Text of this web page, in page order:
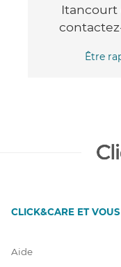
Itancourt
Être
CLICK&CARE ET VOUS
Aide